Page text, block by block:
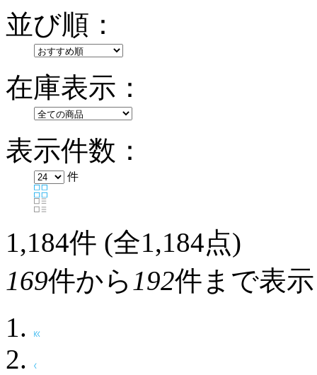
並び順：
在庫表示：
表示件数：
件
1,184件 (全1,184点)
169件から 192件まで表示